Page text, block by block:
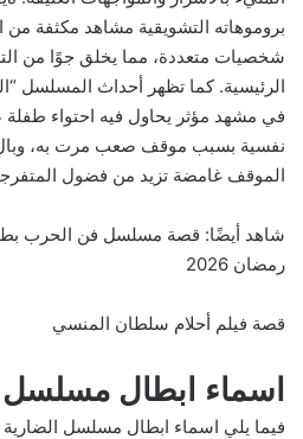
بروموهاته التشويقية مشاهد مكثفة من
شخصيات متعددة، مما يخلق جوًا من
الرئيسية. كما تظهر أحداث المسلسل
في مشهد مؤثر يحاول فيه احتواء طفلة
نفسية بسبب موقف صعب مرت به، وبال
الموقف غامضة تزيد من فضول
شاهد أيضًا: قصة مسلسل فن الحرب
رمضان 2026
قصة فيلم أحلام سلطان المنسي
اسماء ابطال مسلسل